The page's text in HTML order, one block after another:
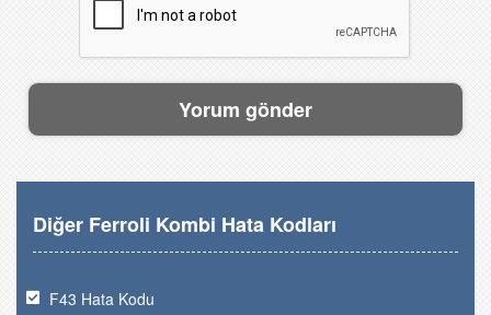
Diğer Ferroli Kombi Hata Kodları
F43 Hata Kodu